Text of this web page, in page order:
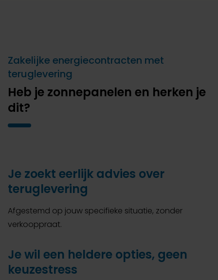
Zakelijke energiecontracten met
teruglevering
Heb je zonnepanelen en herken je
dit?
Je zoekt eerlijk advies over
teruglevering
Afgestemd op jouw specifieke situatie, zonder
verkooppraat.
Je wil een heldere opties, geen
keuzestress